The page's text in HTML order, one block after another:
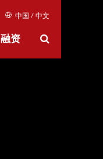
中国 / 中文
融资